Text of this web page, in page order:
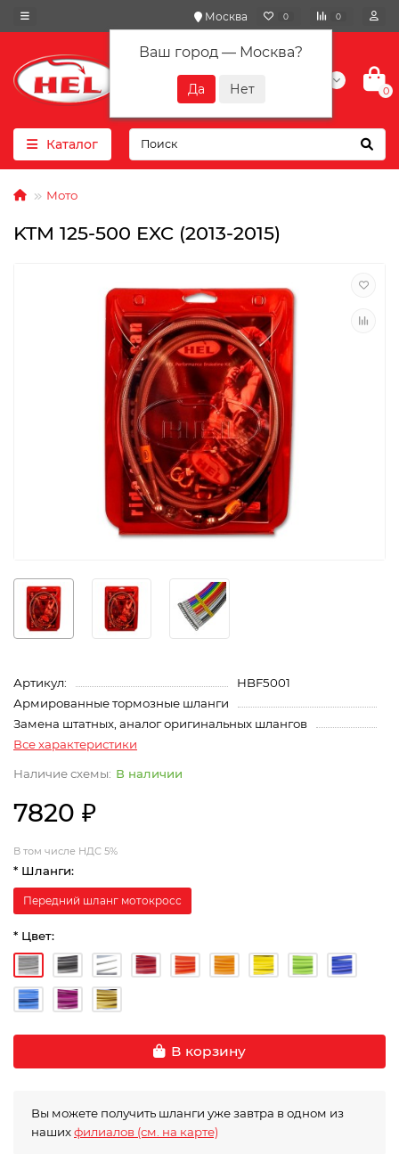
Москва
Ваш город — Москва?
0 0
+7(901) 417-10-01
0
Каталог
Мото
KTM 125-500 EXC (2013-2015)
Артикул:
HBF5001
Армированные тормозные шланги
Замена штатных, аналог оригинальных шлангов
Все характеристики
В наличии
7820 ₽
В том числе НДС 5%
* Шланги:
Передний шланг мотокросс
* Цвет:
В корзину
Вы можете получить шланги уже завтра в одном из
нашихфилиалов (см. на карте)